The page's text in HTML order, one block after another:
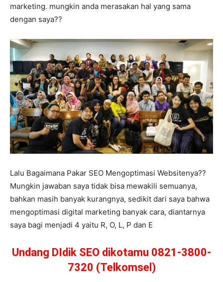
marketing. mungkin anda merasakan hal yang sama
dengan saya??
Lalu Bagaimana Pakar SEO Mengoptimasi Websitenya??
Mungkin jawaban saya tidak bisa mewakili semuanya,
bahkan masih banyak kurangnya, sedikit dari saya bahwa
mengoptimasi digital marketing banyak cara, diantarnya
saya bagi menjadi 4 yaitu R, O, L, P dan E
Undang DIdik SEO dikotamu 0821-3800-
7320 (Telkomsel)